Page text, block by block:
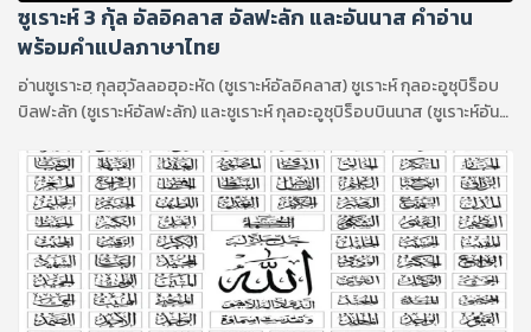
ซูเราะห์ 3 กุ้ล อัลอิคลาส อัลฟะลัก และอันนาส คำอ่าน
พร้อมคำแปลภาษาไทย
อ่านซูเราะฮฺ กุลฮุวัลลอฮุอะหัด (ซูเราะห์อัลอิคลาส) ซูเราะห์ กุลอะอูซุบิร็อบ
บิลฟะลัก (ซูเราะห์อัลฟะลัก) และซูเราะห์ กุลอะอูซุบิร็อบบินนาส (ซูเราะห์อัน